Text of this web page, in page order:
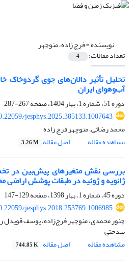
نویسنده =فرج زاده، منوچهر
تعداد مقالات: 4
تحلیل تأثیر دالان‌های جوی گردوخاک
آب‌وهوای ایران
دوره 51، شماره 1، بهار 1404، صفحه
267-287
jesphys.2025.385133.1007643
محمد رضائی، منوچهر فرج زاده
مشاهده مقاله
اصل مقاله 3.26 M
بررسی نقش متغیرهای پیش‌بین در
ژانویه و ژوئیه در طبقات پوشش اراضی
دوره 45، شماره 1، بهار 1398، صفحه
129-147
jesphys.2018.253769.1006985
چنور محمدی، منوچهر فرج‌زاده، یوسف قویدل
بیدختی
مشاهده مقاله
اصل مقاله 744.85 K